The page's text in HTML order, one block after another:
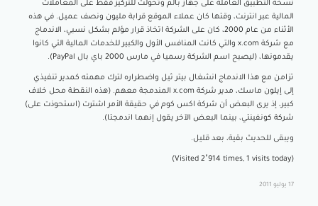
نسخة التطبيق العاملة على جهاز بالم وتحولت للتركيز فقط على المعاملات
المالية عبر انترنت، وقتها كان عملاء الموقع قرابة مليون ونصف عميل. في هذه
الأثناء من عام 2000، كان على الشركة اتخاذ قرار مؤلم بشكل نسبي، الاندماج
مع شركة x.com والتي كانت المنافس الأول والكبير للخدمات المالية التي كانوا
يقدمونها، (ليصبح اسم الشركة رسميا في مارس 2000 باي بال PayPal).
تزامن مع هذا الاندماج انشغال بيتر ثيل واضطراره لترك مهمته كمدير تنفيذي
إلى إيلون ماسك، مدير شركة x.com المندمجة معهم. (هذه النقطة محل خلاف
كبير، إذ يرى البعض أن شركة اكس كوم في حقيقة الأمر اشترت (استحوذت على)
شركة كونفينتي، بينما البعض الآخر يقول إنهما اندمجتا).
ويبقى للحديث بقية، بعد قليل.
(Visited 2٬914 times, 1 visits today)
17 يوليو 2011